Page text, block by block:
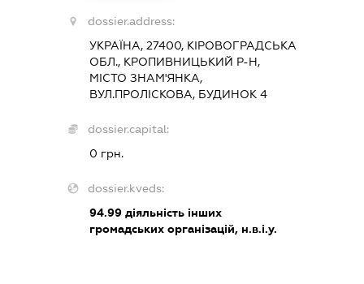
dossier.address:
УКРАЇНА, 27400, КІРОВОГРАДСЬКА
ОБЛ., КРОПИВНИЦЬКИЙ Р-Н,
МІСТО ЗНАМ'ЯНКА,
ВУЛ.ПРОЛІСКОВА, БУДИНОК 4
dossier.capital:
0 грн.
dossier.kveds:
94.99діяльність інших
громадських організацій, н.в.і.у.